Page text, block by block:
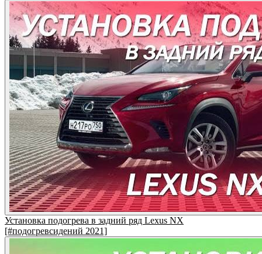
Установка подогрева в задний ряд Lexus NX
[#подогревсидений 2021]